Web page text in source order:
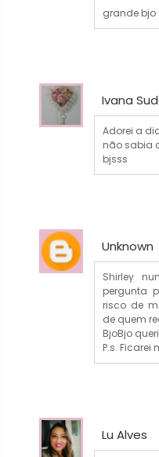
grande bjo
Ivana
Adorei a
não sabia
bjsss
Unknown
Shirley
pergunta
risco de
de quem
BjoBjo
P.s. Ficarei
Lu Alves